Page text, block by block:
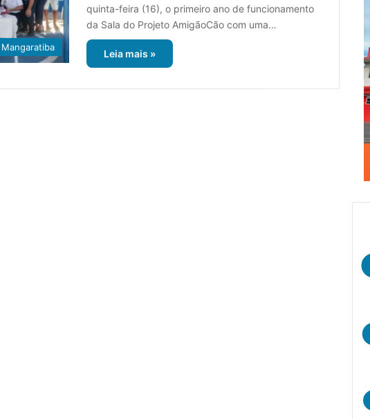
Mangaratiba
quinta-feira (16), o primeiro ano de funcionamento
da Sala do Projeto AmigãoCão com uma…
Leia mais »